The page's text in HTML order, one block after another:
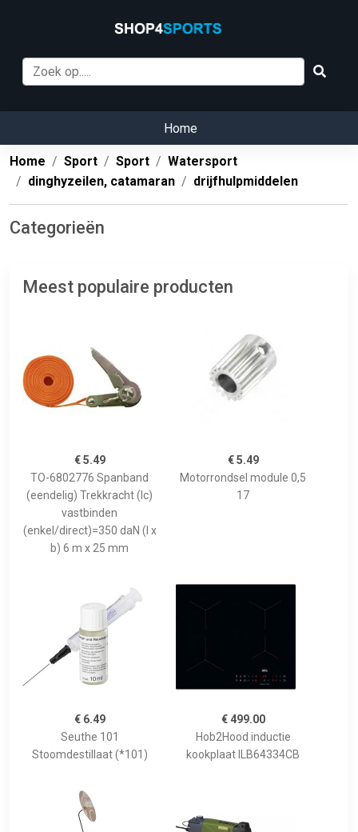
Home
Home Sport Sport
Watersport
dinghyzeilen, catamaran
drijfhulpmiddelen
Categorieën
Meest populaire producten
€ 5.49
TO-6802776 Spanband
(eendelig) Trekkracht (lc)
vastbinden
(enkel/direct)=350 daN (l x
b) 6 m x 25 mm
€ 5.49
Motorrondsel module 0,5
17
€ 6.49
Seuthe 101
Stoomdestillaat (*101)
€ 499.00
Hob2Hood inductie
kookplaat ILB64334CB